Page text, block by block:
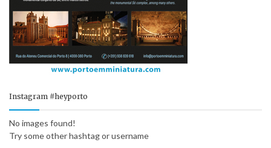
Instagram #heyporto
No images found!
Try some other hashtag or username